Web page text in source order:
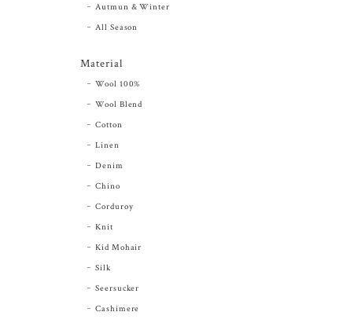
Autmun & Winter
All Season
Material
Wool 100%
Wool Blend
Cotton
Linen
Denim
Chino
Corduroy
Knit
Kid Mohair
Silk
Seersucker
Cashimere